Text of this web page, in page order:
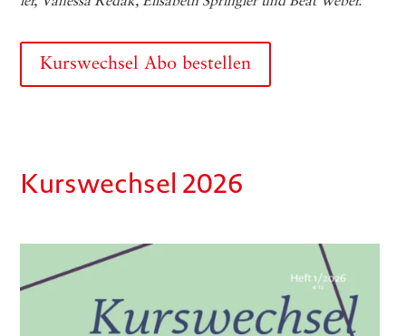
Kurswechsel Abo bestellen
Kurswechsel 2026